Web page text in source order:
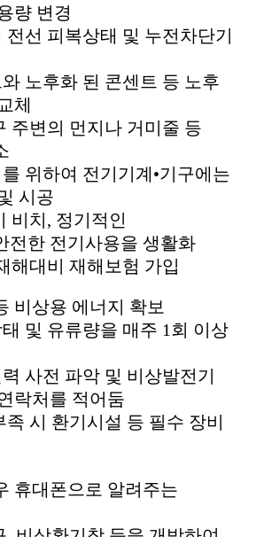
량 변경
선 피복상태 및 누전차단기
노후화 된 콘센트 등 노후
체
주변의 먼지나 거미줄 등
위하여 전기기계 •기구에는
시공
비치 , 정기적인
전한 전기사용을 생활화
해대비 재해보험 가입
비상용 에너지 확보
및 유류량을 매주 1회 이상
사전 파악 및 비상발전기
락처를 적어둠
시 환기시설 등 필수 장비
휴대폰으로 알려주는